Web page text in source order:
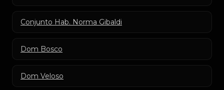
Conjunto Hab. Norma Gibaldi
Dom Bosco
Dom Veloso